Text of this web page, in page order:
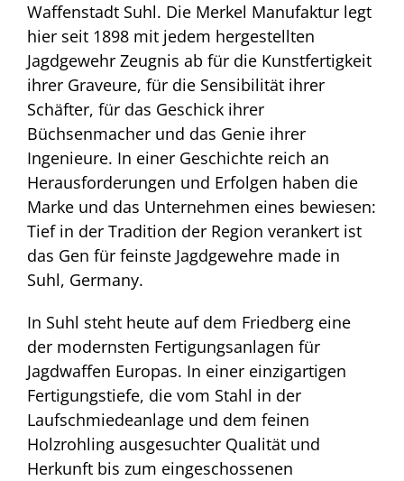
Waffenstadt Suhl. Die Merkel Manufaktur legt
hier seit 1898 mit jedem hergestellten
Jagdgewehr Zeugnis ab für die Kunstfertigkeit
ihrer Graveure, für die Sensibilität ihrer
Schäfter, für das Geschick ihrer
Büchsenmacher und das Genie ihrer
Ingenieure. In einer Geschichte reich an
Herausforderungen und Erfolgen haben die
Marke und das Unternehmen eines bewiesen:
Tief in der Tradition der Region verankert ist
das Gen für feinste Jagdgewehre made in
Suhl, Germany.
In Suhl steht heute auf dem Friedberg eine
der modernsten Fertigungsanlagen für
Jagdwaffen Europas. In einer einzigartigen
Fertigungstiefe, die vom Stahl in der
Laufschmiedeanlage und dem feinen
Holzrohling ausgesuchter Qualität und
Herkunft bis zum eingeschossenen